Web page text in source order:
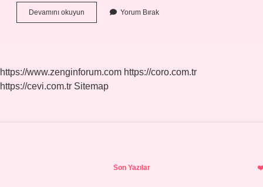
Devamını okuyun
Okumak
Yorum Bırak
https://www.zenginforum.com https://coro.com.tr
https://cevi.com.tr Sitemap
Son Yazılar